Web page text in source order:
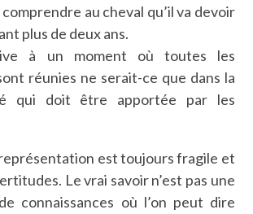
au cheval qu’il va devoir
plus de deux ans.
à un moment où toutes les
réunies ne serait-ce que dans la
qui doit être apportée par les
représentation est toujours fragile et
Le vrai savoir n’est pas une
connaissances où l’on peut dire